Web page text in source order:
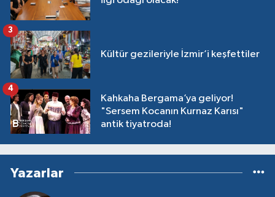
Kültür gezileriyle İzmir’i keşfettiler
3
Kahkaha Bergama’ya geliyor!
"Sersem Kocanın Kurnaz Karısı"
antik tiyatroda!
4
Yazarlar